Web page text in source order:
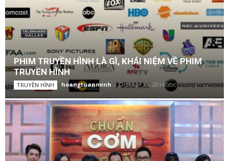
PHIM TRUYỀN HÌNH LÀ GÌ, KHÁI NIỆM VỀ PHIM
TRUYỀN HÌNH
TRUYỀN HÌNH hoangtuanminh - October 28, 2014